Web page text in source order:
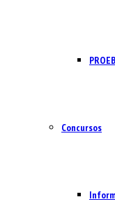
Concursos